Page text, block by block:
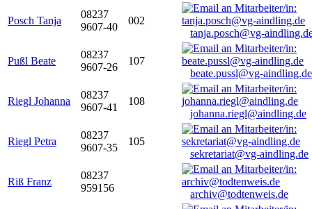
Posch Tanja
08237
9607-40
002
tanja.posch@vg-
Pußl Beate
08237
9607-26
107
beate.pussl@vg-aindling.de
Riegl Johanna
08237
9607-41
108
johanna.riegl@aindling.de
Riegl Petra
08237
9607-35
105
sekretariat@vg-aindling.de
Riß Franz
08237
959156
archiv@todtenweis.de